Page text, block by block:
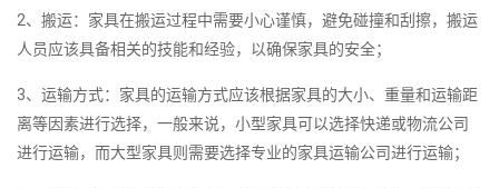
2、搬运：家具在搬运过程中需要小心谨慎，避免碰撞和刮擦，搬运
人员应该具备相关的技能和经验，以确保家具的安全；
3、运输方式：家具的运输方式应该根据家具的大小、重量和运输距
离等因素进行选择，一般来说，小型家具可以选择快递或物流公司
进行运输，而大型家具则需要选择专业的家具运输公司进行运输；